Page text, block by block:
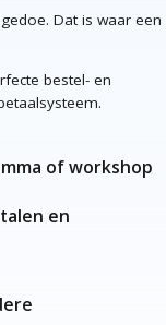
Dat is waar een
bestel- en
of workshop
en